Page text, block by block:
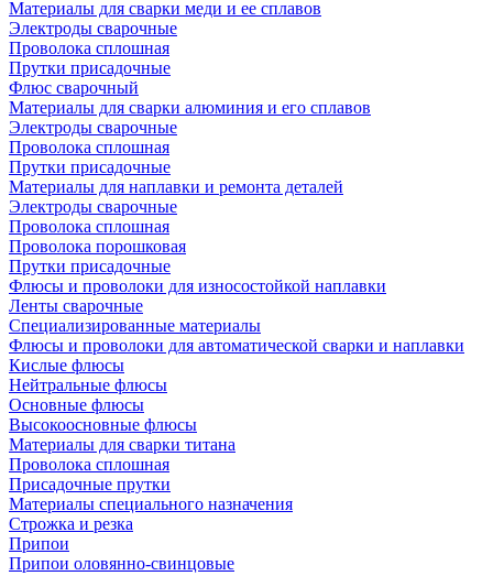
Материалы для сварки меди и ее сплавов
Электроды сварочные
Проволока сплошная
Прутки присадочные
Флюс сварочный
Материалы для сварки алюминия и его сплавов
Электроды сварочные
Проволока сплошная
Прутки присадочные
Материалы для наплавки и ремонта деталей
Электроды сварочные
Проволока сплошная
Проволока порошковая
Прутки присадочные
Флюсы и проволоки для износостойкой наплавки
Ленты сварочные
Специализированные материалы
Флюсы и проволоки для автоматической сварки и наплавки
Кислые флюсы
Нейтральные флюсы
Основные флюсы
Высокоосновные флюсы
Материалы для сварки титана
Проволока сплошная
Присадочные прутки
Материалы специального назначения
Строжка и резка
Припои
Припои оловянно-свинцовые